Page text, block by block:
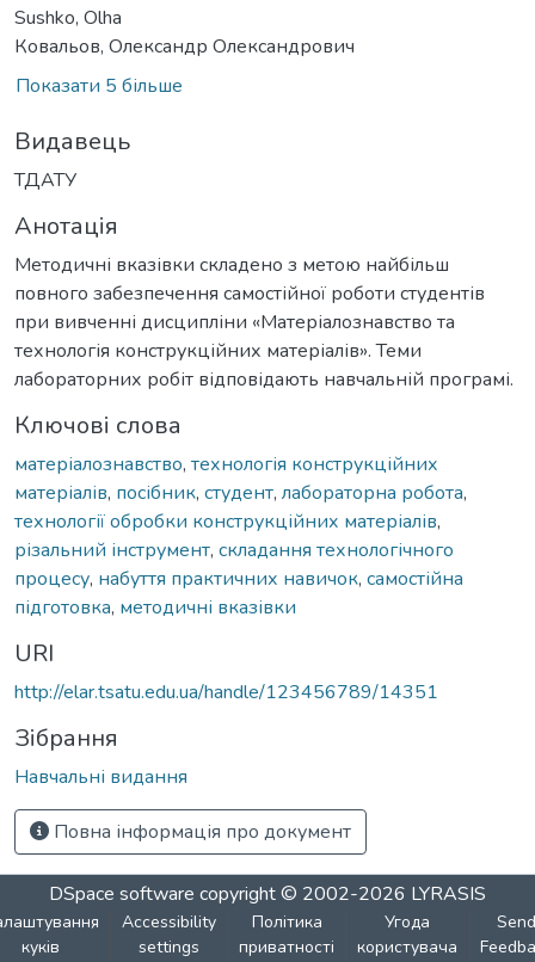
Sushko, Olha
Ковальов, Олександр Олександрович
Показати 5 більше
Видавець
ТДАТУ
Анотація
Методичні вказівки складено з метою найбільш
повного забезпечення самостійної роботи студентів
при вивченні дисципліни «Матеріалознавство та
технологія конструкційних матеріалів». Теми
лабораторних робіт відповідають навчальній програмі.
Ключові слова
матеріалознавство, технологія конструкційних
матеріалів, посібник, студент, лабораторна робота,
технології обробки конструкційних матеріалів,
різальний інструмент, складання технологічного
процесу, набуття практичних навичок, самостійна
підготовка, методичні вказівки
URI
http://elar.tsatu.edu.ua/handle/123456789/14351
Зібрання
Навчальні видання
Повна інформація про документ
DSpace software copyright © 2002-2026 LYRASIS
куків
Accessibility
settings
Політика
приватності
Угода
користувача
Send